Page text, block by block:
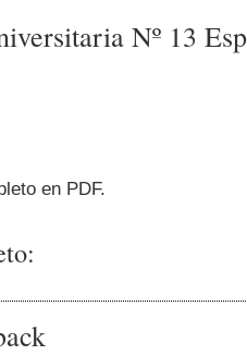
Nº 13
en PDF.